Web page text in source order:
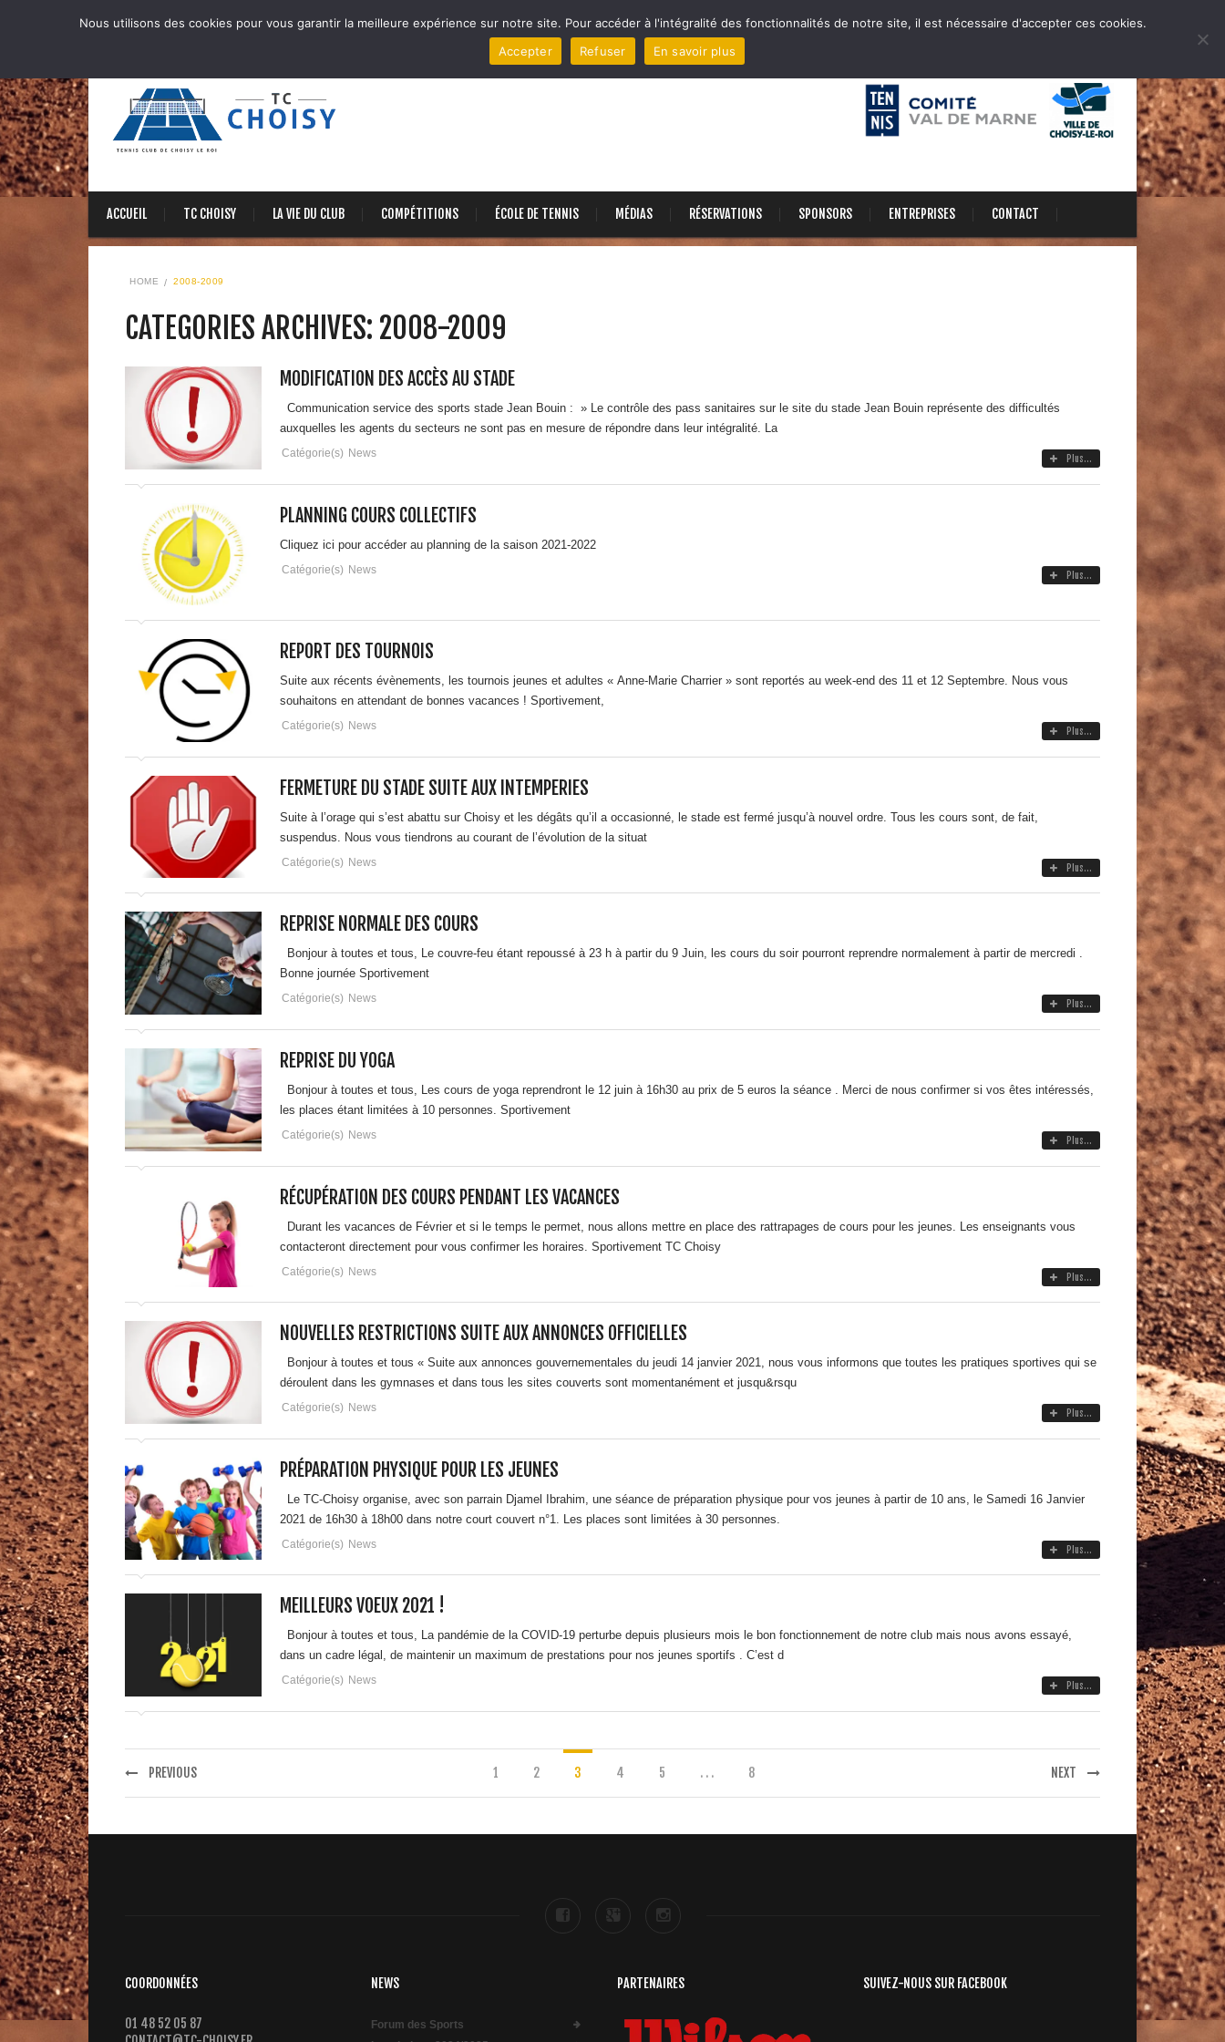
ACCUEIL TC CHOISY LA VIE DU CLUB COMPÉTITIONS ÉCOLE DE TENNIS MÉDIAS RÉSERVATIONS SPONSORS ENTREPRISES CONTACT
HOME 2008-2009
CATEGORIES ARCHIVES: 2008-2009
MODIFICATION DES ACCÈS AU STADE
Communication service des sports stade Jean Bouin : » Le contrôle des pass sanitaires sur le site du stade Jean Bouin représente des difficultés
auxquelles les agents du secteurs ne sont pas en mesure de répondre dans leur intégralité. La
Catégorie(s) News Plus...
PLANNING COURS COLLECTIFS
Cliquez ici pour accéder au planning de la saison 2021-2022
Catégorie(s) News Plus...
REPORT DES TOURNOIS
Suite aux récents évènements, les tournois jeunes et adultes « Anne-Marie Charrier » sont reportés au week-end des 11 et 12 Septembre. Nous vous
souhaitons en attendant de bonnes vacances ! Sportivement,
Catégorie(s) News Plus...
FERMETURE DU STADE SUITE AUX INTEMPERIES
Suite à l’orage qui s’est abattu sur Choisy et les dégâts qu’il a occasionné, le stade est fermé jusqu’à nouvel ordre. Tous les cours sont, de fait,
suspendus. Nous vous tiendrons au courant de l’évolution de la situat
Catégorie(s) News Plus...
REPRISE NORMALE DES COURS
Bonjour à toutes et tous, Le couvre-feu étant repoussé à 23 h à partir du 9 Juin, les cours du soir pourront reprendre normalement à partir de mercredi .
Bonne journée Sportivement
Catégorie(s) News Plus...
REPRISE DU YOGA
Bonjour à toutes et tous, Les cours de yoga reprendront le 12 juin à 16h30 au prix de 5 euros la séance . Merci de nous confirmer si vos êtes intéressés,
les places étant limitées à 10 personnes. Sportivement
Catégorie(s) News Plus...
RÉCUPÉRATION DES COURS PENDANT LES VACANCES
Durant les vacances de Février et si le temps le permet, nous allons mettre en place des rattrapages de cours pour les jeunes. Les enseignants vous
contacteront directement pour vous confirmer les horaires. Sportivement TC Choisy
Catégorie(s) News Plus...
NOUVELLES RESTRICTIONS SUITE AUX ANNONCES OFFICIELLES
Bonjour à toutes et tous « Suite aux annonces gouvernementales du jeudi 14 janvier 2021, nous vous informons que toutes les pratiques sportives qui se
déroulent dans les gymnases et dans tous les sites couverts sont momentanément et jusqu&rsqu
Catégorie(s) News Plus...
PRÉPARATION PHYSIQUE POUR LES JEUNES
Le TC-Choisy organise, avec son parrain Djamel Ibrahim, une séance de préparation physique pour vos jeunes à partir de 10 ans, le Samedi 16 Janvier
2021 de 16h30 à 18h00 dans notre court couvert n°1. Les places sont limitées à 30 personnes.
Catégorie(s) News Plus...
MEILLEURS VOEUX 2021 !
Bonjour à toutes et tous, La pandémie de la COVID-19 perturbe depuis plusieurs mois le bon fonctionnement de notre club mais nous avons essayé,
dans un cadre légal, de maintenir un maximum de prestations pour nos jeunes sportifs . C’est d
Catégorie(s) News Plus...
PREVIOUS 1 2 3 4 5 . . . 8 NEXT
COORDONNÉES
01 48 52 05 87
NEWS
Forum des Sports
PARTENAIRES SUIVEZ-NOUS SUR FACEBOOK
Nous utilisons des cookies pour vous garantir la meilleure expérience sur notre site. Pour accéder à l'intégralité des fonctionnalités de notre site, il est nécessaire d'accepter ces cookies.
Accepter
Refuser En savoir plus